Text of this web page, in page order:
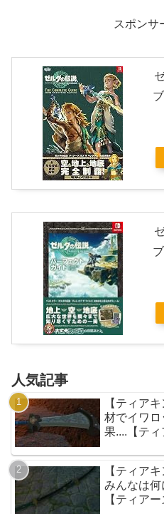
スポンサ
人気記事
【ティア
材でイワ
果....【ティ
【ティア
みんなは何
【ティア